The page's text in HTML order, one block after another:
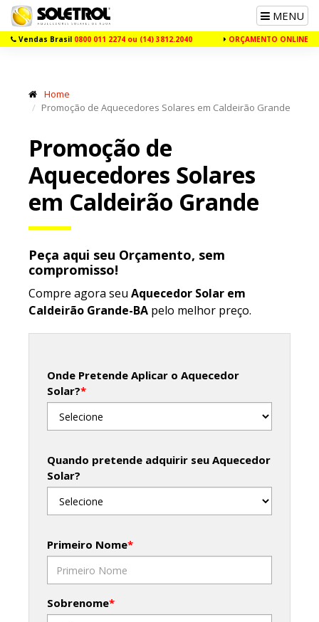
Toggle
navigation
MENU
Vendas Brasil 0800 011 2274 ou (14) 3812.2040 ORÇAMENTO ONLINE
Home
Promoção de Aquecedores Solares em Caldeirão Grande
Promoção de
Aquecedores Solares
em Caldeirão Grande
Peça aqui seu Orçamento, sem
compromisso!
Compre agora seu Aquecedor Solar em
Caldeirão Grande-BA pelo melhor preço.
Onde Pretende Aplicar o Aquecedor
Solar?*
Quando pretende adquirir seu Aquecedor
Solar?
Primeiro Nome*
Sobrenome*